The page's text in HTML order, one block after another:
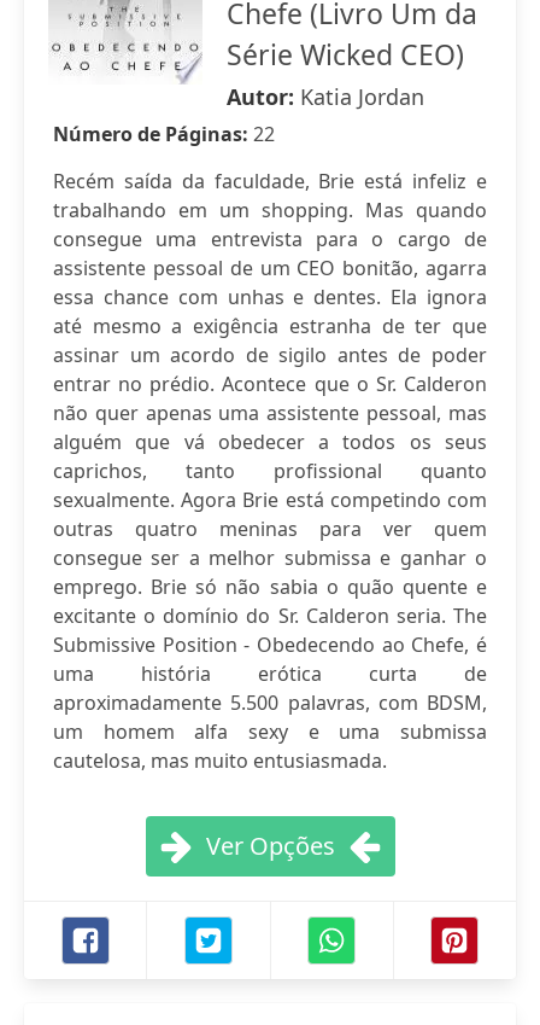
Chefe (Livro Um da
Série Wicked CEO)
Autor: Katia Jordan
Número de Páginas: 22
Recém saída da faculdade, Brie está infeliz e
trabalhando em um shopping. Mas quando
consegue uma entrevista para o cargo de
assistente pessoal de um CEO bonitão, agarra
essa chance com unhas e dentes. Ela ignora
até mesmo a exigência estranha de ter que
assinar um acordo de sigilo antes de poder
entrar no prédio. Acontece que o Sr. Calderon
não quer apenas uma assistente pessoal, mas
alguém que vá obedecer a todos os seus
caprichos, tanto profissional quanto
sexualmente. Agora Brie está competindo com
outras quatro meninas para ver quem
consegue ser a melhor submissa e ganhar o
emprego. Brie só não sabia o quão quente e
excitante o domínio do Sr. Calderon seria. The
Submissive Position - Obedecendo ao Chefe, é
uma história erótica curta de
aproximadamente 5.500 palavras, com BDSM,
um homem alfa sexy e uma submissa
cautelosa, mas muito entusiasmada.
Ver Opções